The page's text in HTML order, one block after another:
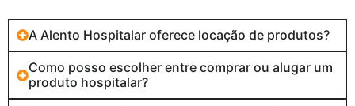
A Alento Hospitalar oferece locação de produtos?
Como posso escolher entre comprar ou alugar um
produto hospitalar?